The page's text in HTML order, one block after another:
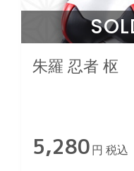
朱羅 忍者 枢
5,280 円 税込